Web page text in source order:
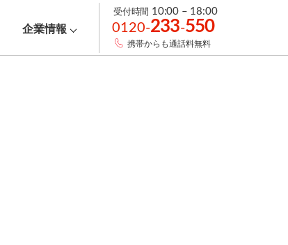
企業情報
受付時間 10:00 – 18:00
0120-233-550
携帯からも通話料無料